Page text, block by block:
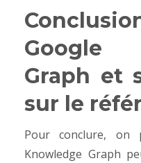
Google
Graph et
sur le
Pour conclure, on
Knowledge Graph